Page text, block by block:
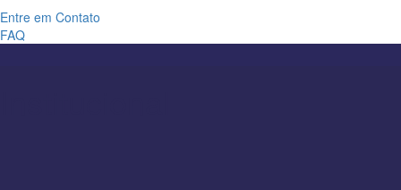
Entre em Contato
FAQ